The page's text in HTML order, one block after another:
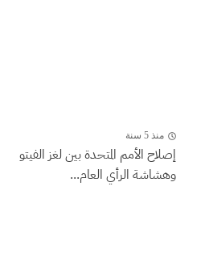
منذ 5 سنة
إصلاح الأمم المتحدة بين لغز الفيتو
وهشاشة الرأي العام...